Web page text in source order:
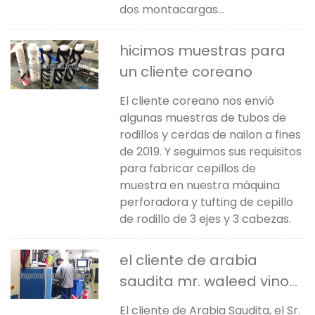
dos montacargas...
hicimos muestras para
un cliente coreano
El cliente coreano nos envió
algunas muestras de tubos de
rodillos y cerdas de nailon a fines
de 2019. Y seguimos sus requisitos
para fabricar cepillos de
muestra en nuestra máquina
perforadora y tufting de cepillo
de rodillo de 3 ejes y 3 cabezas.
el cliente de arabia
saudita mr. waleed vino
para aprender
El cliente de Arabia Saudita, el Sr.